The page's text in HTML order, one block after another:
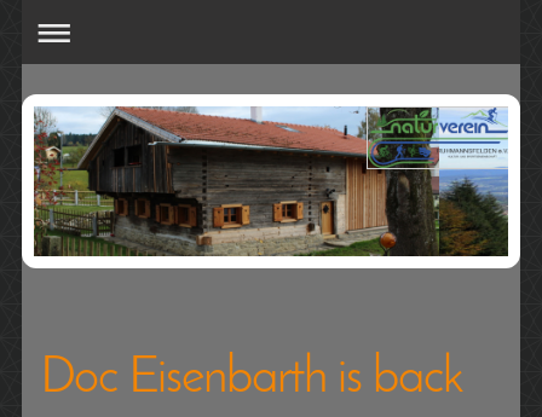
Doc Eisenbarth is back